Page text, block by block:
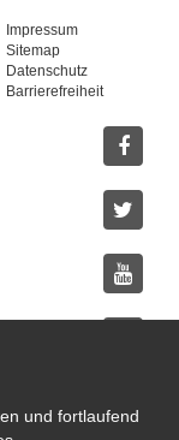
Impressum
Sitemap
Datenschutz
Barrierefreiheit
und fortlaufend